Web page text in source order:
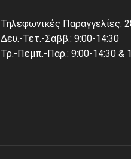
Τηλεφωνικές Παραγγελίες:
Δευ.-Τετ.-Σαββ.: 9:00-14:30
Τρ.-Πεμπ.-Παρ.: 9:00-14:30 &